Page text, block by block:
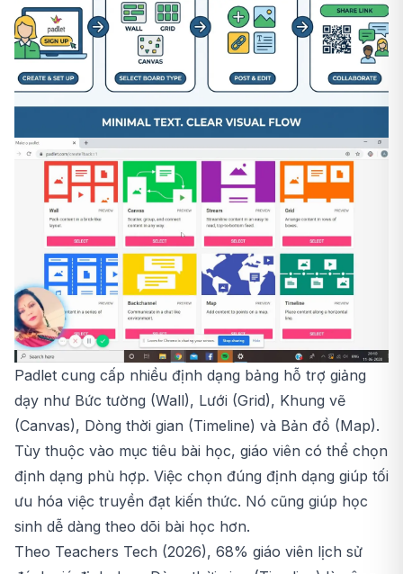
Padlet cung cấp nhiều định dạng bảng hỗ trợ giảng
dạy như Bức tường (Wall), Lưới (Grid), Khung vẽ
(Canvas), Dòng thời gian (Timeline) và Bản đồ (Map).
Tùy thuộc vào mục tiêu bài học, giáo viên có thể chọn
định dạng phù hợp. Việc chọn đúng định dạng giúp tối
ưu hóa việc truyền đạt kiến thức. Nó cũng giúp học
sinh dễ dàng theo dõi bài học hơn.
Theo Teachers Tech (2026), 68% giáo viên lịch sử